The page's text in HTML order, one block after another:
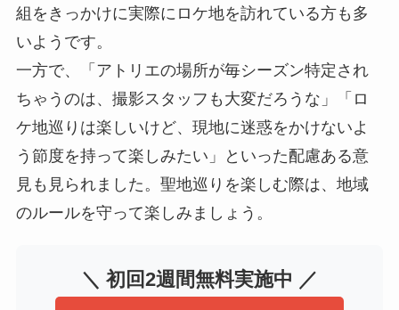
組をきっかけに実際にロケ地を訪れている方も多
いようです。
一方で、「アトリエの場所が毎シーズン特定され
ちゃうのは、撮影スタッフも大変だろうな」「ロ
ケ地巡りは楽しいけど、現地に迷惑をかけないよ
う節度を持って楽しみたい」といった配慮ある意
見も見られました。聖地巡りを楽しむ際は、地域
のルールを守って楽しみましょう。
＼ 初回2週間無料実施中 ／